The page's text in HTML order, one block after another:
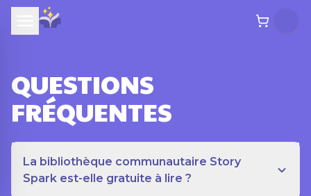
QUESTIONS
FRÉQUENTES
La bibliothèque communautaire Story
Spark est-elle gratuite à lire ?